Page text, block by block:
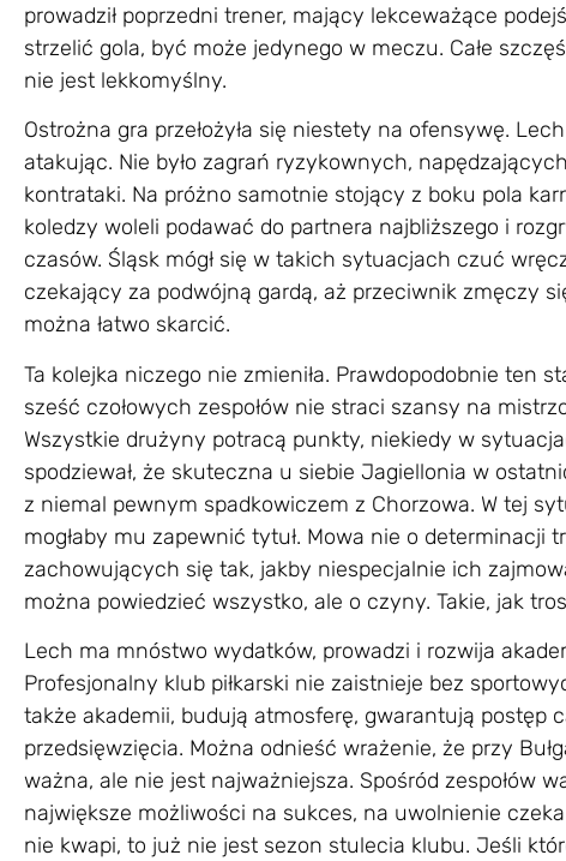
prowadził poprzedni trener, mający lekceważące
strzelić gola, być może jedynego w meczu. Całe
nie jest lekkomyślny.
Ostrożna gra przełożyła się niestety na ofensywę.
atakując. Nie było zagrań ryzykownych,
kontrataki. Na próżno samotnie stojący z boku pola
koledzy woleli podawać do partnera najbliższego i
czasów. Śląsk mógł się w takich sytuacjach czuć
czekający za podwójną gardą, aż przeciwnik zmęczy
można łatwo skarcić.
Ta kolejka niczego nie zmieniła. Prawdopodobnie ten
sześć czołowych zespołów nie straci szansy na
Wszystkie drużyny potracą punkty, niekiedy w
spodziewał, że skuteczna u siebie Jagiellonia w
z niemal pewnym spadkowiczem z Chorzowa. W tej
mogłaby mu zapewnić tytuł. Mowa nie o determinacji
zachowujących się tak, jakby niespecjalnie ich
można powiedzieć wszystko, ale o czyny. Takie, jak
Lech ma mnóstwo wydatków, prowadzi i rozwija
Profesjonalny klub piłkarski nie zaistnieje bez
także akademii, budują atmosferę, gwarantują postęp
przedsięwzięcia. Można odnieść wrażenie, że przy
ważna, ale nie jest najważniejsza. Spośród zespołów
największe możliwości na sukces, na uwolnienie
nie kwapi, to już nie jest sezon stulecia klubu. Jeśli